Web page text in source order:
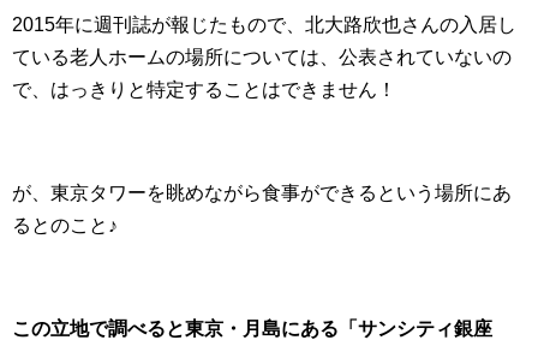
2015年に週刊誌が報じたもので、北大路欣也さんの入居し
ている老人ホームの場所については、公表されていないの
で、はっきりと特定することはできません！
が、東京タワーを眺めながら食事ができるという場所にあ
るとのこと♪
この立地で調べると東京・月島にある「サンシティ銀座